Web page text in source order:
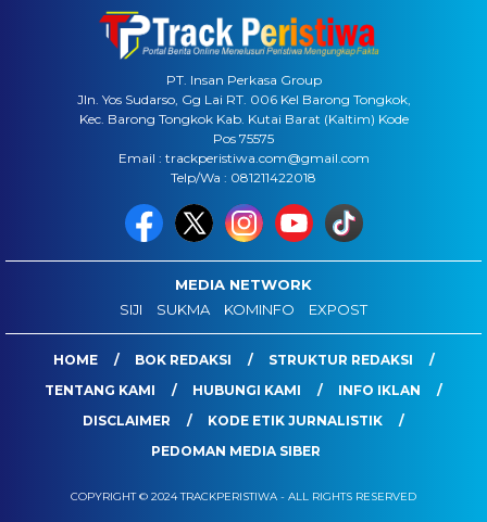
PT. Insan Perkasa Group
Jln. Yos Sudarso, Gg Lai RT. 006 Kel Barong Tongkok,
Kec. Barong Tongkok Kab. Kutai Barat (Kaltim) Kode
Pos 75575
Email : trackperistiwa.com@gmail.com
Telp/Wa : 081211422018
MEDIA NETWORK
SIJI
SUKMA KOMINFO EXPOST
HOME BOK REDAKSI
STRUKTUR REDAKSI
TENTANG KAMI
HUBUNGI KAMI
INFO IKLAN
DISCLAIMER
KODE ETIK JURNALISTIK
PEDOMAN MEDIA SIBER
COPYRIGHT © 2024 TRACKPERISTIWA - ALL RIGHTS RESERVED